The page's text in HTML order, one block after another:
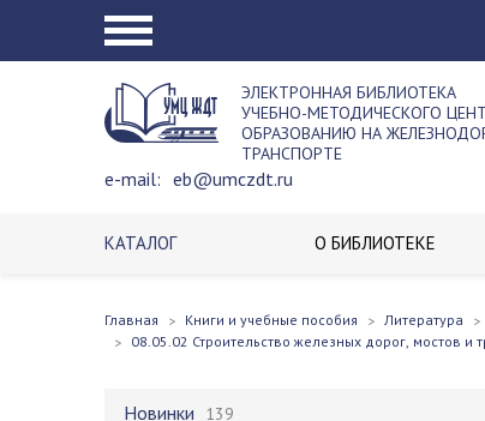
ЭЛЕКТРОННАЯ БИБЛИОТЕКА
УЧЕБНО-МЕТОДИЧЕСКОГО
ОБРАЗОВАНИЮ НА
ТРАНСПОРТЕ
e-mail: eb@umczdt.ru
КАТАЛОГ О БИБЛИОТЕКЕ
Главная Книги и учебные пособия Литература
08.05.02 Строительство железных дорог, мостов и
Новинки 139